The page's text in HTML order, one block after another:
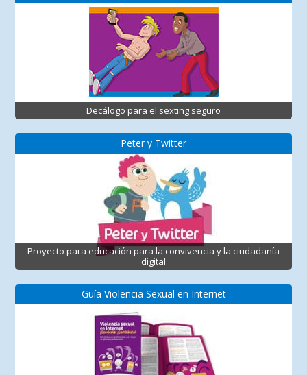
Decálogo para el sexting seguro
Peter y Twitter
Proyecto para educación para la convivencia y la ciudadanía
digital
Guía Violencia Sexual en Internet